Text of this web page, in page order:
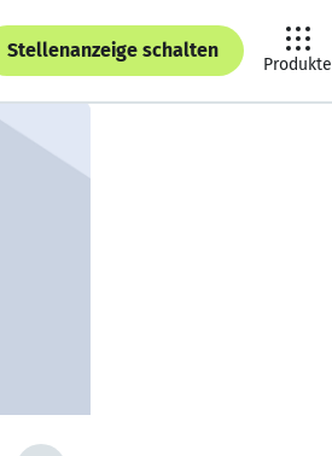
Stellenanzeige schalten
Produkte